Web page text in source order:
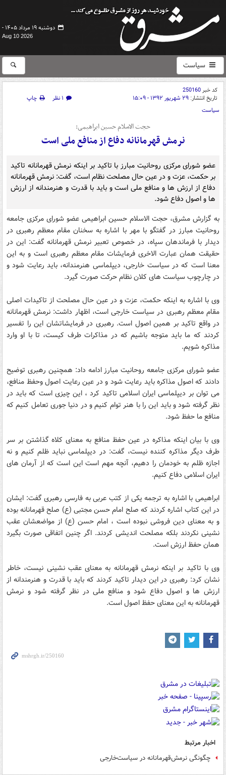
دوشنبه ۱۹ مرداد ۱۴۰۵ -
Aug 10 2026
سیاست
کد خبر250160
تاریخ انتشار: ۲۹ شهریور ۱۳۹۲ - ۱۵:۰۹ ۱ نظر
چاپ
سیاست
حجت الاسلام حسین ابراهیمی:
نرمش قهرمانانه دفاع از منافع ملی است
عضو شورای مرکزی روحانیت مبارز با تاکید بر اینکه نرمش قهرمانانه تاکید
بر حکمت، عزت و در عین حال مصلحت نظام است، گفت: نرمش قهرمانانه
دفاع از ارزش ها و منافع ملی است و باید با قدرت و هنرمندانه از ارزش
ها و اصول دفاع شود.
به گزارش مشرق، حجت الاسلام حسین ابراهیمی عضو شورای مرکزی جامعه
روحانیت مبارز در گفتگو با مهر با اشاره به سخنان مقام معظم رهبری در
دیدار با فرماندهان سپاه، در خصوص تعبیر نرمش قهرمانانه گفت: این در
حقیقت همان عبارت الاخری فرمایشات مقام معظم رهبری است و به این
معنا است که در سیاست خارجی، دیپلماسی هنرمندانه، باید رعایت شود و
در چارچوب سیاست های کلان نظام حرکت صورت گیرد.
وی با اشاره به اینکه حکمت، عزت و در عین حال مصلحت از تاکیدات اصلی
مقام معظم رهبری در سیاست خارجی است، اظهار داشت: نرمش قهرمانانه
در واقع تاکید بر همین اصول است. رهبری در فرمایشاتشان این را تفسیر
کردند که ما باید متوجه باشیم که در مذاکرات طرف کیست، تا با او وارد
مذاکره شویم.
عضو شورای مرکزی جامعه روحانیت مبارز ادامه داد: همچنین رهبری توضیح
دادند که اصول مذاکره باید رعایت شود و در عین رعایت اصول وحفظ منافع،
می توان بر دیپلماسی ایران اسلامی تاکید کرد ، این چیزی است که باید در
نظر گرفته شود و باید این را با هنر توام کنیم و در دنیا جوری تعامل کنیم که
منافع ما حفظ شود.
وی با بیان اینکه مذاکره در عین حفظ منافع به معنای کلاه گذاشتن بر سر
طرف دیگر مذاکره کننده نیست، گفت: در دیپلماسی نباید ظلم کنیم و نه
اجازه ظلم به خودمان را دهیم، آنچه مهم است این است که از آرمان های
ایران اسلامی دفاع کنیم.
ابراهیمی با اشاره به ترجمه یکی از کتب عربی به فارسی رهبری گفت: ایشان
در این کتاب اشاره کردند که صلح امام حسن مجتبی (ع) صلح قهرمانانه بوده
و به معنای دین فروشی نبوده است ، امام حسن (ع) از مواضعشان عقب
نشینی نکردند بلکه مصلحت اندیشی کردند. اگر چنین اتفاقی صورت بگیرد
همان حفظ ارزش است.
وی با تاکید بر اینکه نرمش قهرمانانه به معنای عقب نشینی نیست، خاطر
نشان کرد: رهبری در این دیدار تاکید کردند که باید با قدرت و هنرمندانه از
ارزش ها و اصول دفاع شود و منافع ملی در نظر گرفته شود و نرمش
قهرمانانه به این معنای حفظ اصول است.
اخبار مرتبط
چگونگی نرمش‌قهرمانانه در سیاست‌خارجی